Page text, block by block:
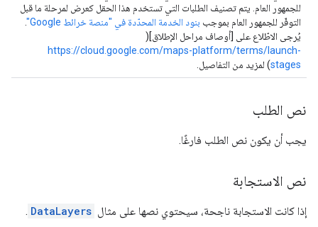
للجمهور العام. يتم تصنيف الطلبات التي تستخدم هذا الحقل كعرض لمرحلة ما قبل
التوفّر للجمهور العام بموجب بنود الخدمة المحدّدة في "منصة خرائط Google"
يُرجى الاطّلاع على [أوصاف مراحل الإطلاق](
https://cloud.google.com/maps-platform/terms/launch-
stages) لمزيد من التفاصيل.
نص الطلب
يجب أن يكون نص الطلب فارغًا.
نص الاستجابة
إذا كانت الاستجابة ناجحة، سيحتوي نصها على مثال DataLayers
.